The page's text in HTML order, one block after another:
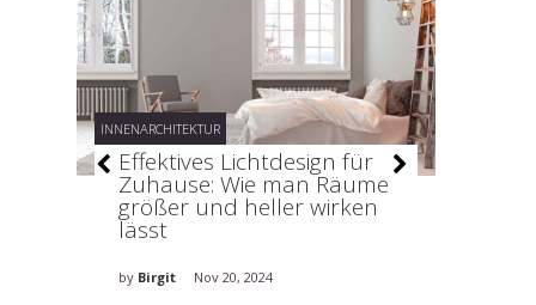
INNENARCHITEKTUR
Effektives Lichtdesign für
Zuhause: Wie man Räume
größer und heller wirken
lässt
by Birgit Nov 20, 2024